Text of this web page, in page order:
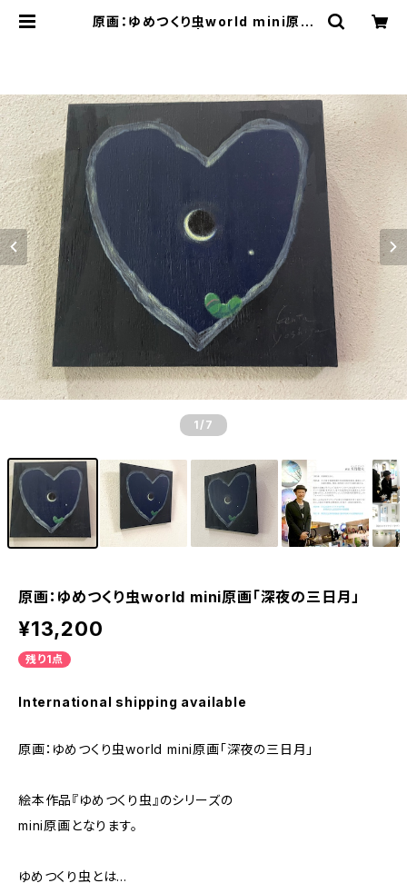
原画：ゆめつくり虫world mini原画
1 /7
原画：ゆめつくり虫world mini原画「深夜の三日月」
¥13,200
残り1点
International shipping available
原画：ゆめつくり虫world mini原画「深夜の三日月」
絵本作品『ゆめつくり虫』のシリーズの
mini原画となります。
ゆめつくり虫とは…